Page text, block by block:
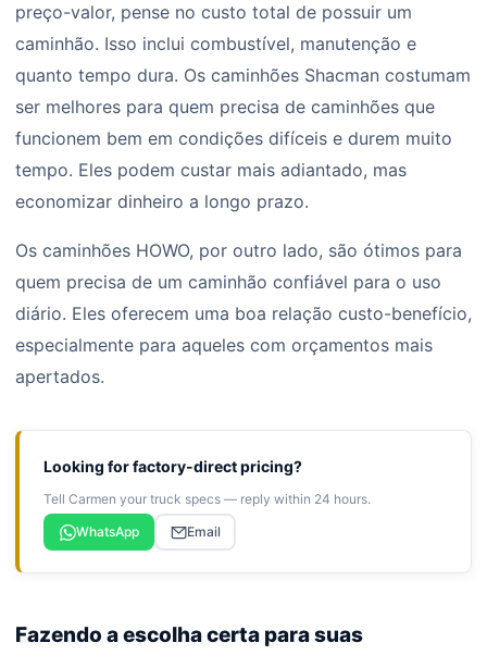
preço-valor, pense no custo total de possuir um
caminhão. Isso inclui combustível, manutenção e
quanto tempo dura. Os caminhões Shacman costumam
ser melhores para quem precisa de caminhões que
funcionem bem em condições difíceis e durem muito
tempo. Eles podem custar mais adiantado, mas
economizar dinheiro a longo prazo.
Os caminhões HOWO, por outro lado, são ótimos para
quem precisa de um caminhão confiável para o uso
diário. Eles oferecem uma boa relação custo-benefício,
especialmente para aqueles com orçamentos mais
apertados.
Looking for factory-direct pricing?
Tell Carmen your truck specs — reply within 24 hours.
WhatsApp
Email
Fazendo a escolha certa para suas